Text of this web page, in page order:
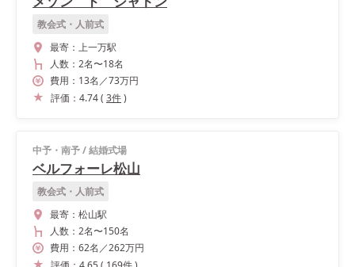
教会式・人前式
最寄： 上一万駅
人数： 2名〜18名
費用： 13名 ／73万円
評価： 4.74( 3件)
中予・南予/結婚式場
ベルフォーレ松山
教会式・人前式
最寄： 松山駅
人数： 2名〜150名
費用： 62名 ／262万円